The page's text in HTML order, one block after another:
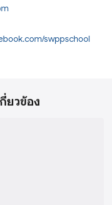
swppschool
ยวข้อง